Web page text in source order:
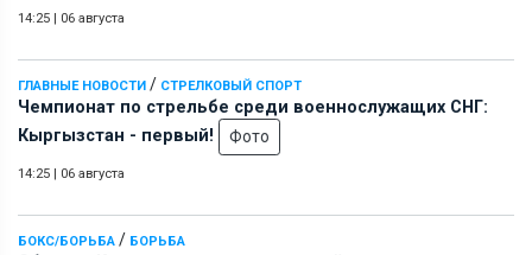
14:25 | 06 августа
ГЛАВНЫЕ НОВОСТИ / СТРЕЛКОВЫЙ СПОРТ
Чемпионат по стрельбе среди военнослужащих СНГ:
Кыргызстан - первый!
Фото
14:25 | 06 августа
БОКС/БОРЬБА / БОРЬБА